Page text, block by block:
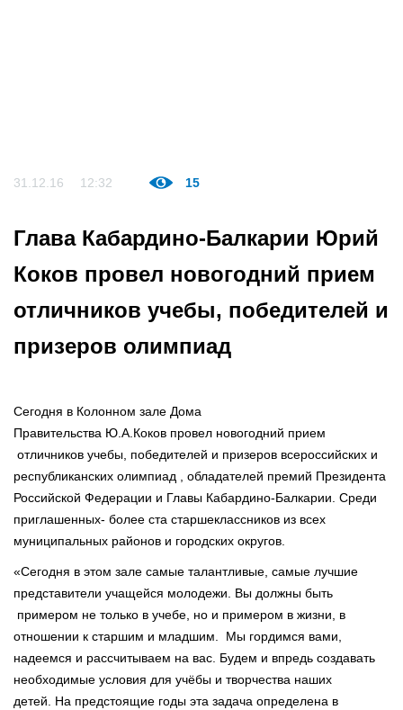
31.12.16 12:32 15
Глава Кабардино-Балкарии Юрий
Коков провел новогодний прием
отличников учебы, победителей и
призеров олимпиад
Сегодня в Колонном зале Дома
Правительства Ю.А.Коков провел новогодний прием
отличников учебы, победителей и призеров всероссийских и
республиканских олимпиад , обладателей премий Президента
Российской Федерации и Главы Кабардино-Балкарии. Среди
приглашенных- более ста старшеклассников из всех
муниципальных районов и городских округов.
«Сегодня в этом зале самые талантливые, самые лучшие
представители учащейся молодежи. Вы должны быть
примером не только в учебе, но и примером в жизни, в
отношении к старшим и младшим. Мы гордимся вами,
надеемся и рассчитываем на вас. Будем и впредь создавать
необходимые условия для учёбы и творчества наших
детей. На предстоящие годы эта задача определена в